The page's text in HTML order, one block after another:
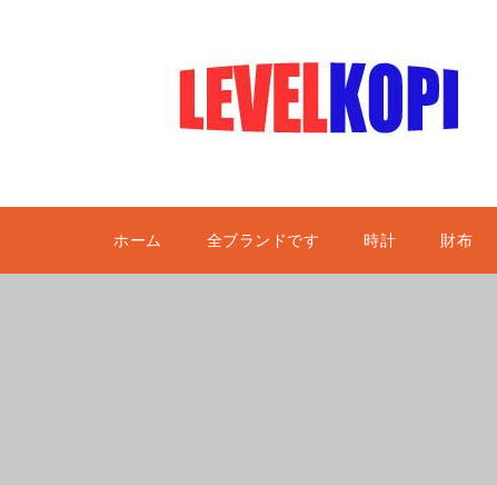
ホーム 全ブランドです 時計 財布